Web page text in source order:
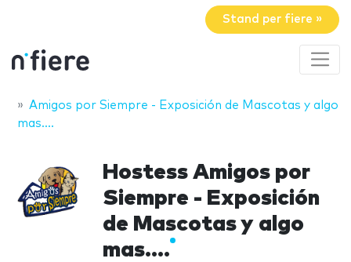
Stand per fiere »
Amigos por Siempre - Exposición de Mascotas y algo
mas....
Hostess Amigos por
Siempre - Exposición
de Mascotas y algo
mas....